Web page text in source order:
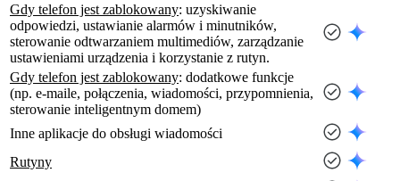
Gdy telefon jest zablokowany: uzyskiwanie
odpowiedzi, ustawianie alarmów i minutników,
sterowanie odtwarzaniem multimediów, zarządzanie
ustawieniami urządzenia i korzystanie z rutyn.
Gdy telefon jest zablokowany: dodatkowe funkcje
(np. e-maile, połączenia, wiadomości, przypomnienia,
sterowanie inteligentnym domem)
Inne aplikacje do obsługi wiadomości
Rutyny